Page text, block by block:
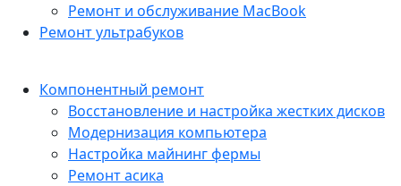
Ремонт и обслуживание MacBook
Ремонт ультрабуков
Компонентный ремонт
Восстановление и настройка жестких дисков
Модернизация компьютера
Настройка майнинг фермы
Ремонт асика